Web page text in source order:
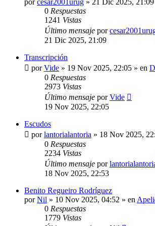
0 Respuestas
1241 Vistas
Último mensaje por
21 Dic 2025, 21:09
Transcripción
porVide » 19 Nov 2025, 22:05 » en
0 Respuestas
2973 Vistas
Último mensaje porVide
19 Nov 2025, 22:05
Escudos
porlantorialantoria » 18 Nov 2025,
0 Respuestas
2234 Vistas
Último mensaje por
18 Nov 2025, 22:53
Benito Regueiro Rodríguez
porNil » 10 Nov 2025, 04:52 » en
0 Respuestas
1779 Vistas